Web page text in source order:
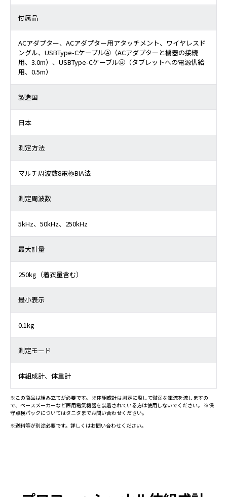
付属品
ACアダプター、ACアダプター用アタッチメント、ワイヤレスド
ングル、USBType-CケーブルⒶ（ACアダプターと機器の接続
用、3.0m）、USBType-CケーブルⒷ（タブレットへの電源供給
用、0.5m）
製造国
日本
測定方法
マルチ周波数8電極BIA法
測定周波数
5kHz、50kHz、250kHz
最大計量
250kg（着衣量含む）
最小表示
0.1kg
測定モード
体組成計、体重計
※この商品は組み立てが必要です。 ※体組成計は測定に際して微弱な電流を流しますの
で、ペースメーカーなど医用電気機器を装着されている方は使用しないでください。 ※保
守点検パックについてはタニタまでお問い合わせください。
※送料等が別途必要です。詳しくはお問い合わせください。